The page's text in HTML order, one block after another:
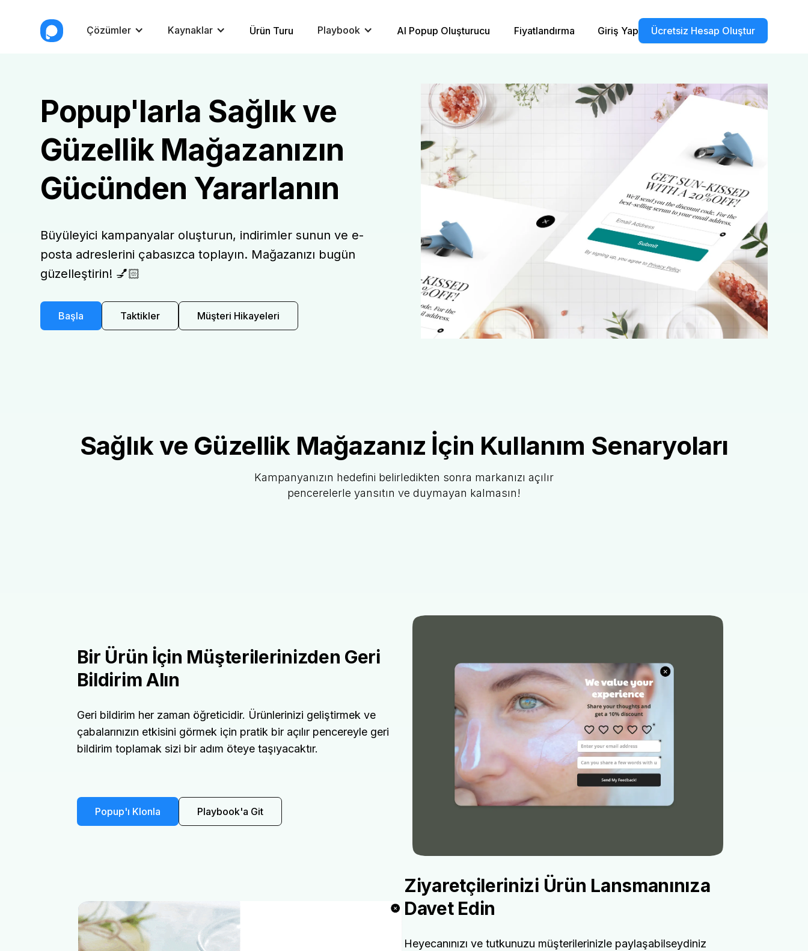
Çözümler Kaynaklar Ürün Turu Playbook AI Popup Oluşturucu Fiyatlandırma Giriş Yap Ücretsiz Hesap Oluştur
Popup'larla Sağlık ve
Güzellik Mağazanızın
Gücünden Yararlanın
Büyüleyici kampanyalar oluşturun, indirimler sunun ve e-
posta adreslerini çabasızca toplayın. Mağazanızı bugün
güzelleştirin! 💅🏻
Başla Taktikler Müşteri Hikayeleri
Sağlık ve Güzellik Mağazanız İçin Kullanım Senaryoları
Kampanyanızın hedefini belirledikten sonra markanızı açılır
pencerelerle yansıtın ve duymayan kalmasın!
Bir Ürün İçin Müşterilerinizden Geri
Bildirim Alın
Geri bildirim her zaman öğreticidir. Ürünlerinizi geliştirmek ve
çabalarınızın etkisini görmek için pratik bir açılır pencereyle geri
bildirim toplamak sizi bir adım öteye taşıyacaktır.
Popup'ı Klonla Playbook'a Git
Ziyaretçilerinizi Ürün Lansmanınıza
Davet Edin
Heyecanınızı ve tutkunuzu müşterilerinizle paylaşabilseydiniz